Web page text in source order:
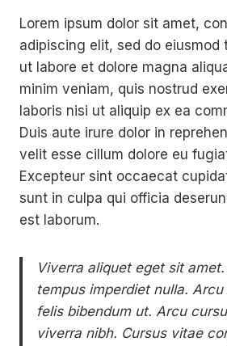
Lorem ipsum dolor sit amet,
adipiscing elit, sed do eiusmod
ut labore et dolore magna
minim veniam, quis nostrud
laboris nisi ut aliquip ex ea
Duis aute irure dolor in
velit esse cillum dolore eu
Excepteur sint occaecat
sunt in culpa qui officia
est laborum.
Viverra aliquet eget sit
tempus imperdiet nulla.
felis bibendum ut. Arcu
viverra nibh. Cursus vitae